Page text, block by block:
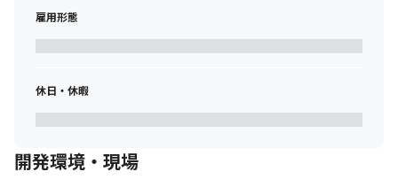
今後は、専任のプロジェクトマネージャーに参画していただき、
えています。
■仕事の魅力
現在でも議論や相談は活発に行われており、プロジェクトマネー
雇用形態
休日・休暇
開発環境・現場